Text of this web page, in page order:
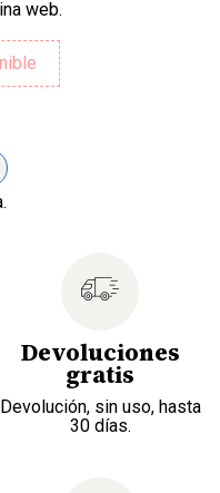
web.
Devoluciones
gratis
Devolución, sin uso, hasta
30 días.